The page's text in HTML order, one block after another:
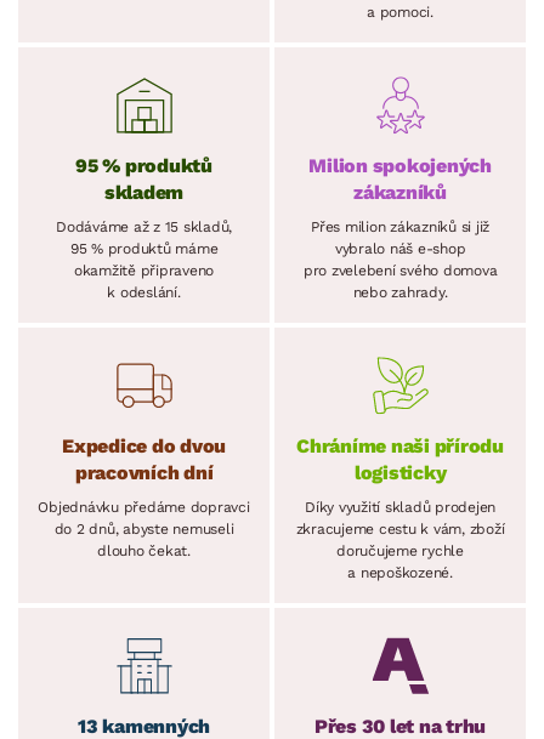
a pomoci.
95 % produktů
skladem
Dodáváme až z 15 skladů,
95 % produktů máme
okamžitě připraveno
k odeslání.
Milion spokojených
zákazníků
Přes milion zákazníků si již
vybralo náš e-shop
pro zvelebení svého domova
nebo zahrady.
Expedice do dvou
pracovních dní
Objednávku předáme dopravci
do 2 dnů, abyste nemuseli
dlouho čekat.
Chráníme naši přírodu
logisticky
Díky využití skladů prodejen
zkracujeme cestu k vám, zboží
doručujeme rychle
a nepoškozené.
13 kamenných
Přes 30 let na trhu